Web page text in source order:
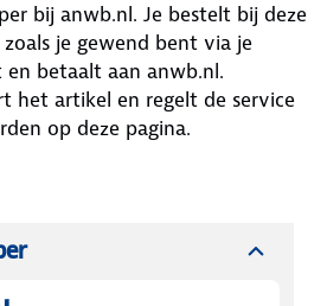
bij anwb.nl. Je bestelt bij deze
je gewend bent via je
betaalt aan anwb.nl.
het artikel en regelt de service
op deze pagina.